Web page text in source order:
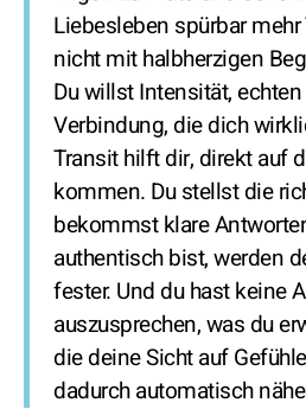
Liebesleben spürbar
nicht mit halbherzigen
Du willst Intensität,
Verbindung, die dich
Transit hilft dir, direkt auf
kommen. Du stellst die
bekommst klare
authentisch bist, werden
fester. Und du hast keine
auszusprechen, was du
die deine Sicht auf
dadurch automatisch